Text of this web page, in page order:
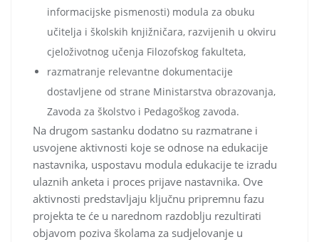
informacijske pismenosti) modula za obuku
učitelja i školskih knjižničara, razvijenih u okviru
cjeloživotnog učenja Filozofskog fakulteta,
razmatranje relevantne dokumentacije
dostavljene od strane Ministarstva obrazovanja,
Zavoda za školstvo i Pedagoškog zavoda.
Na drugom sastanku dodatno su razmatrane i
usvojene aktivnosti koje se odnose na edukacije
nastavnika, uspostavu modula edukacije te izradu
ulaznih anketa i proces prijave nastavnika. Ove
aktivnosti predstavljaju ključnu pripremnu fazu
projekta te će u narednom razdoblju rezultirati
objavom poziva školama za sudjelovanje u